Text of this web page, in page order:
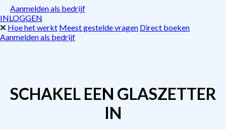
Aanmelden als bedrijf
INLOGGEN
Hoe het werkt Meest gestelde vragen Direct boeken
Aanmelden als bedrijf
SCHAKEL EEN GLASZETTER
IN